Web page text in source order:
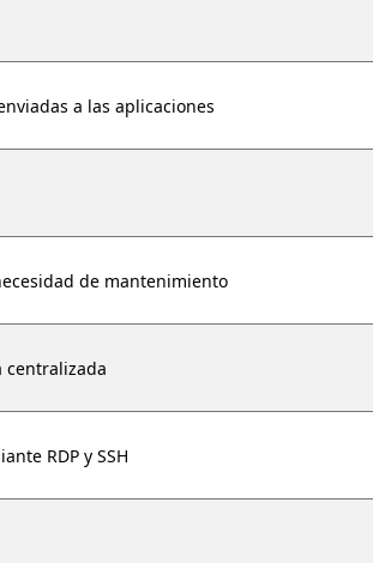
a las aplicaciones
de mantenimiento
RDP y SSH